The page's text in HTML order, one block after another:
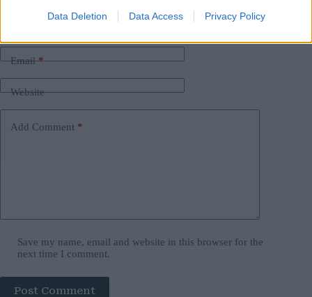
Data Deletion Data Access Privacy Policy
Email*
Website
Add Comment *
Save my name, email and website in this browser for the
next time I comment.
Post Comment